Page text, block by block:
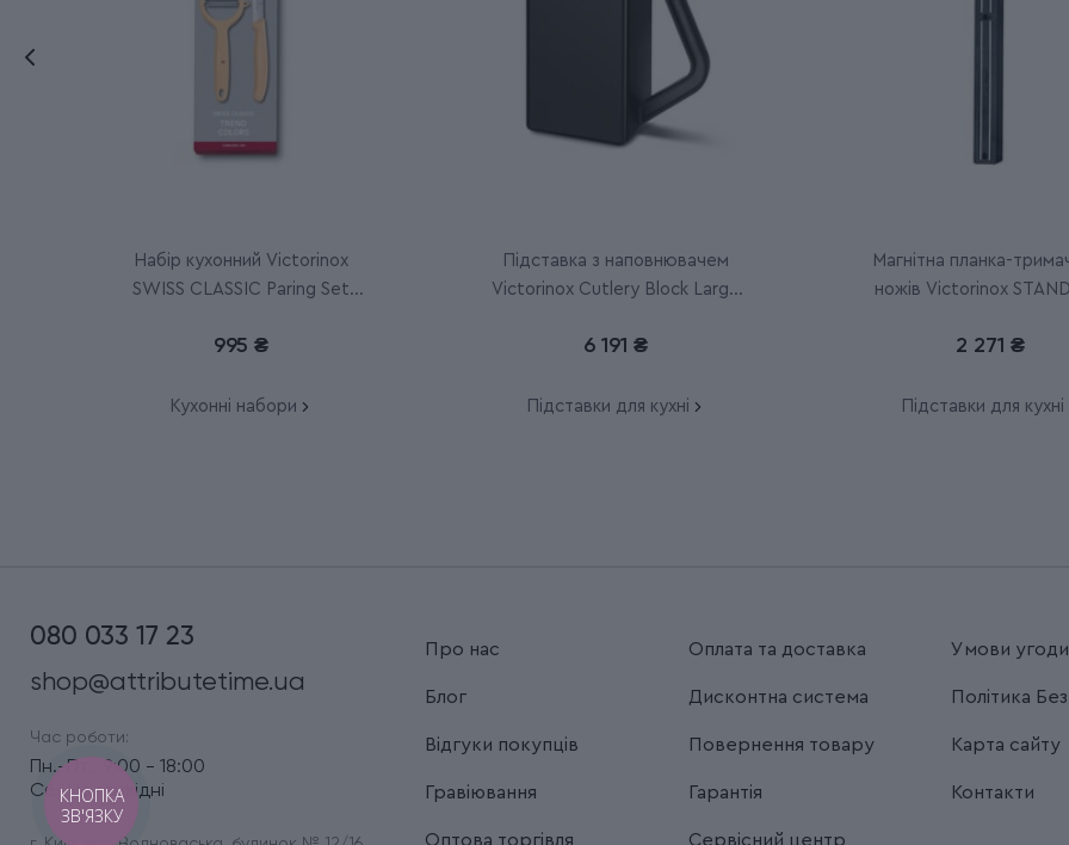
Набір кухонний Victorinox
SWISS CLASSIC Paring Set
995 ₴
Кухонні набори
Підставка з наповнювачем
Victorinox Cutlery Block Large
6 191 ₴
Підставки для кухні
Магнітна планка-
ножів Victorinox
2 271 ₴
Підставки для кухні
080 033 17 23
shop@attributetime.ua
Час роботи:
Пн.-Пт.: 9:00 - 18:00
Сб.-Нд.: вихідні
Про нас
Блог
Відгуки покупців
Гравіювання
Оптова торгівля
Оплата та доставка
Дисконтна система
Повернення товару
Гарантія
Сервісний центр
Умови угоди
Політика
Карта сайту
Контакти
КНОПКА
ЗВ'ЯЗКУ